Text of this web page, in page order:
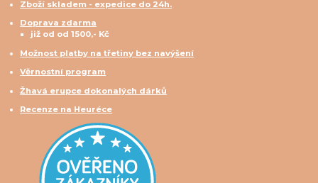
Zboží skladem - expedice do 24h.
Doprava zdarma
již od od 1500,- Kč
Možnost platby na třetiny bez navýšení
Věrnostní program
Žhavá erupce dokonalých dárků
Recenze na Heuréce